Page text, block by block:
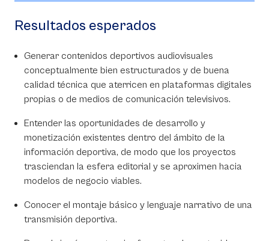
Resultados esperados
Generar contenidos deportivos audiovisuales
conceptualmente bien estructurados y de buena
calidad técnica que aterricen en plataformas digitales
propias o de medios de comunicación televisivos.
Entender las oportunidades de desarrollo y
monetización existentes dentro del ámbito de la
información deportiva, de modo que los proyectos
trasciendan la esfera editorial y se aproximen hacia
modelos de negocio viables.
Conocer el montaje básico y lenguaje narrativo de una
transmisión deportiva.